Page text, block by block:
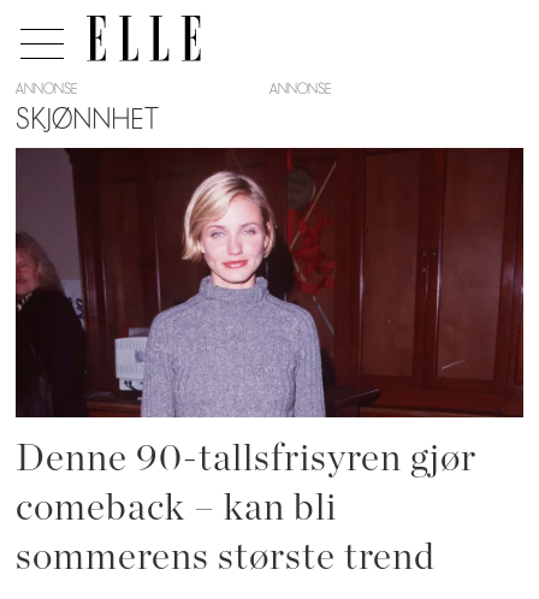
Tag:
hårfrisyre
ANNONSE
SKJØNNHET
Denne 90-tallsfrisyren gjør
comeback – kan bli
sommerens største trend